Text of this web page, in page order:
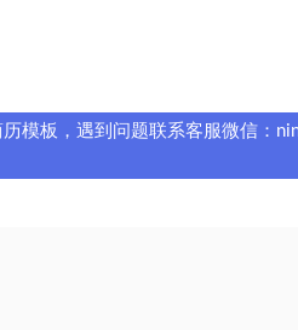
模板，遇到问题联系客服微信：